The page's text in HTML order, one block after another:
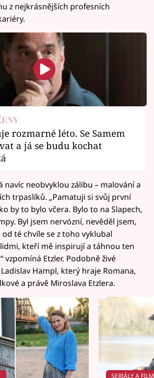
z nejkrásnějších profesních
rozmarné léto. Se Samem
a já se budu kochat
navíc neobvyklou zálibu – malování a
trpaslíků. „Pamatuji si svůj první
by to bylo včera. Bylo to na Slapech,
Byl jsem nervózní, nevěděl jsem,
té chvíle se z toho vyklubal
kteří mě inspirují a táhnou ten
vzpomíná Etzler. Podobně živé
Hampl, který hraje Romana,
a právě Miroslava Etzlera.
SERIÁLY A